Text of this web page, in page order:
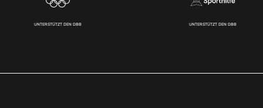
UNTERSTÜTZT DEN DBB UNTERSTÜTZT DEN DBB